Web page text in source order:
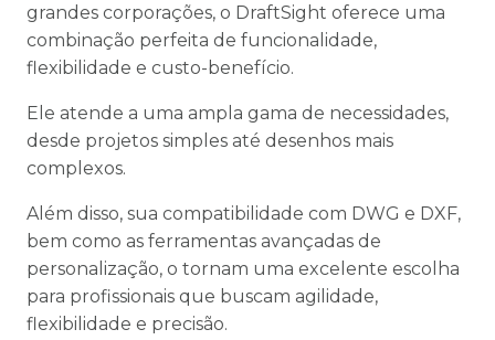
grandes corporações, o DraftSight oferece uma
combinação perfeita de funcionalidade,
flexibilidade e custo-benefício.
Ele atende a uma ampla gama de necessidades,
desde projetos simples até desenhos mais
complexos.
Além disso, sua compatibilidade com DWG e DXF,
bem como as ferramentas avançadas de
personalização, o tornam uma excelente escolha
para profissionais que buscam agilidade,
flexibilidade e precisão.